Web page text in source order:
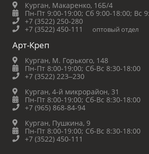
Курган, Макаренко, 16Б/4
Пн-Пт 9:00-19:00; Сб 9:00-18:00; Вс
+7 (3522) 250-280
+7 (3522) 450-111
оптовый отдел
Арт-Креп
Курган, М. Горького, 148
Пн-Пт 8:00-19:00; Сб-Вс 8:30-18:00
+7 (3522) 223‒230
Курган, 4-й микрорайон, 31
Пн-Пт 8:00-19:00; Сб-Вс 8:30-18:00
+7 (965) 868-84-94
Курган, Пушкина, 9
Пн-Пт 8:00-19:00; Сб-Вс 8:30-18:00
+7 (3522) 450-111